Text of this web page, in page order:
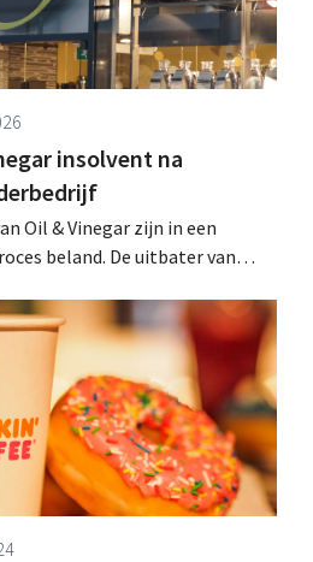
insolvent na
Oil & Vinegar zijn in een
beland. De uitbater van
tegen schuldeisers aan na
Nederlandse moederbedrijf in